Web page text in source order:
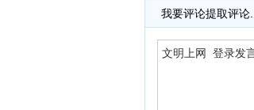
我要评论提取评论...